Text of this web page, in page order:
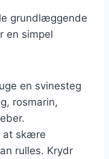
grundlæggende
en simpel
en svinesteg
rosmarin,
at skære
rulles. Krydr